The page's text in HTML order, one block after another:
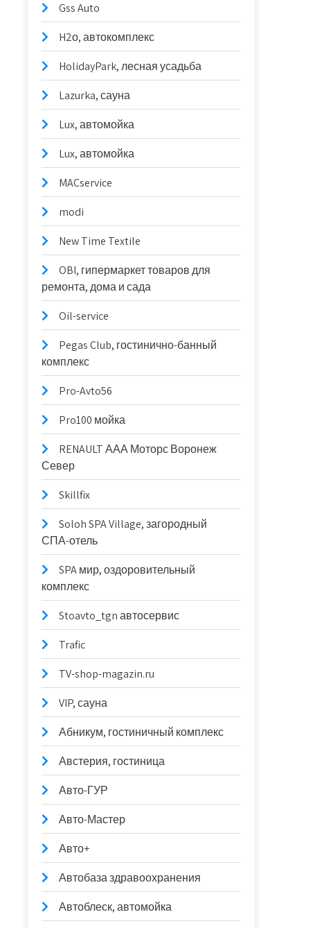
Gss Auto
H2о, автокомплекс
HolidayPark, лесная усадьба
Lazurka, сауна
Lux, автомойка
Lux, автомойка
MACservice
modi
New Time Textile
OBI, гипермаркет товаров для
ремонта, дома и сада
Oil-service
Pegas Club, гостинично-банный
комплекс
Pro-Avto56
Pro100 мойка
RENAULT ААА Моторс Воронеж
Север
Skillfix
Soloh SPA Village, загородный
СПА-отель
SPA мир, оздоровительный
комплекс
Stoavto_tgn автосервис
Trafic
TV-shop-magazin.ru
VIP, сауна
Абникум, гостиничный комплекс
Австерия, гостиница
Авто-ГУР
Авто-Мастер
Авто+
Автобаза здравоохранения
Автоблеск, автомойка